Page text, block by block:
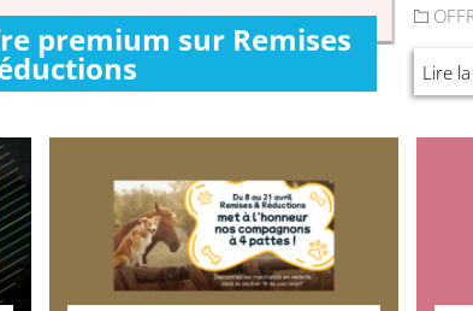
premium sur Remises
Lire